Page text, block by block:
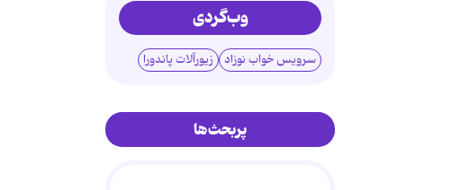
وب‌گردی
سرویس خواب نوزاد زیورآلات پاندورا
پربحث‌ها